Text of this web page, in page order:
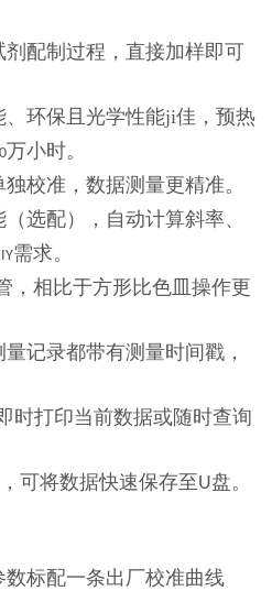
配制过程，直接加样即可
环保且光学性能ji佳，预热
万小时。
校准，数据测量更精准。
选配），自动计算斜率、
需求。
，相比于方形比色皿操作更
记录都带有测量时间戳，
时打印当前数据或随时查询
可将数据快速保存至U盘。
标配一条出厂校准曲线